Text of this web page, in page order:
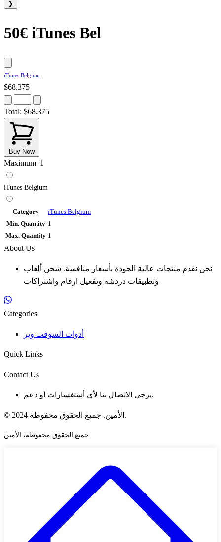
❯
50€ iTunes Bel
iTunes Belgium
$68.375
Total: $68.375
Buy Now
Maximum: 1
iTunes Belgium
Category
iTunes Belgium
Min. Quantity 1
Max. Quantity 1
About Us
نحن نقدم منتجات عالية الجودة بأسعار منافسة. شحن ألعاب
وتطبيقات دردشة وتفعيل ارقام واشتراكات
Categories
أدوات السوفت وير
Quick Links
Contact Us
يرجى الاتصال بنا لأي أستفسارات أو دعم.
© 2024 الأمين. جميع الحقوق محفوظة.
جميع الحقوق محفوظة، الأمين